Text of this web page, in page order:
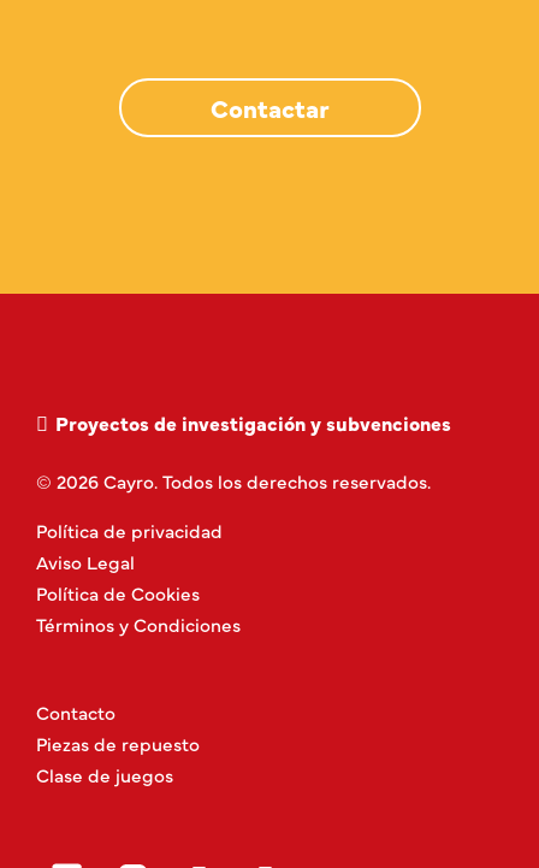
Contactar
Proyectos de investigación y subvenciones
© 2026 Cayro. Todos los derechos reservados.
Política de privacidad
Aviso Legal
Política de Cookies
Términos y Condiciones
Contacto
Piezas de repuesto
Clase de juegos